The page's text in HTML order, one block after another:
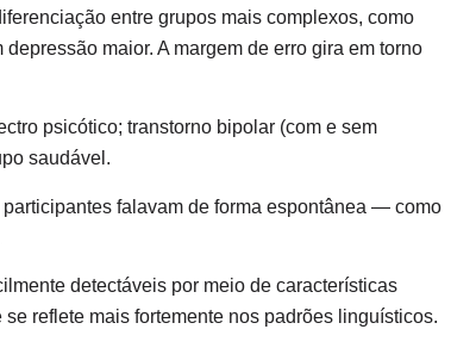
entre grupos mais complexos, como
maior. A margem de erro gira em torno
psicótico; transtorno bipolar (com e sem
saudável.
falavam de forma espontânea — como
detectáveis por meio de características
reflete mais fortemente nos padrões linguísticos.